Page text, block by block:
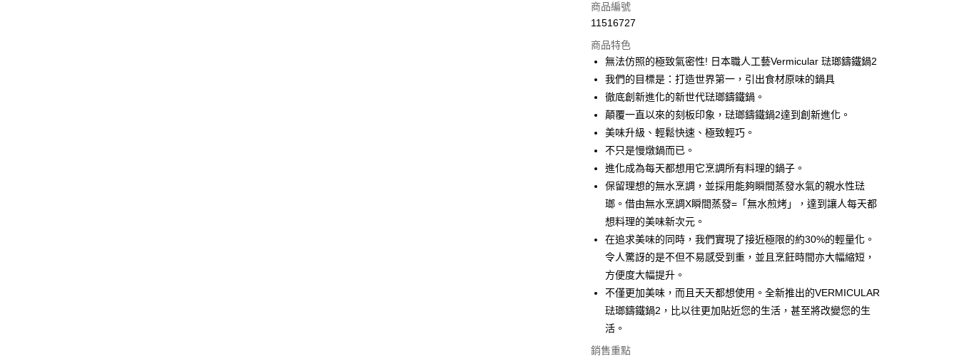
合作金庫商業銀行
華南商業銀行
上海商業儲蓄銀行
國泰世華商業銀行
兆豐國際商業銀行
臺灣中小企業銀行
台中商業銀行
聯邦商業銀行
遠東國際商業銀行
元大商業銀行
永豐商業銀行
玉山商業銀行
星展（台灣）商業銀行
台新國際商業銀行
台灣樂天信用卡公司
6 期 0 利率 每期
華南商業銀行
上海商業儲蓄銀行
台北富邦商業銀行
國泰世華商業銀行
兆豐國際商業銀行
臺灣中小企業銀行
台中商業銀行
匯豐（台灣）商業銀行
華泰商業銀行
元大商業銀行
玉山商業銀行
台新國際商業銀行
中國信託商業銀行
台灣樂天信用卡公司
即享券
LINE Pay
Apple Pay
街口支付
Google Pay
ATM付款
運送方式
宅配
每筆NT$100，滿NT$999(含以上)免運費
付款後門市自取
免運費
商品編號
11516727
商品特色
無法仿照的極致氣密性! 日本職人工藝Vermicular 琺瑯鑄鐵鍋2
我們的目標是：打造世界第一，引出食材原味的鍋具
徹底創新進化的新世代琺瑯鑄鐵鍋。
顛覆一直以來的刻板印象，琺瑯鑄鐵鍋2達到創新進化。
美味升級、輕鬆快速、極致輕巧。
不只是慢燉鍋而已。
進化成為每天都想用它烹調所有料理的鍋子。
保留理想的無水烹調，並採用能夠瞬間蒸發水氣的親水性琺
瑯。借由無水烹調X瞬間蒸發=「無水煎烤」，達到讓人每天都
想料理的美味新次元。
在追求美味的同時，我們實現了接近極限的約30%的輕量化。
令人驚訝的是不但不易感受到重，並且烹飪時間亦大幅縮短，
方便度大幅提升。
不僅更加美味，而且天天都想使用。全新推出的VERMICULAR
琺瑯鑄鐵鍋2，比以往更加貼近您的生活，甚至將改變您的生
活。
銷售重點